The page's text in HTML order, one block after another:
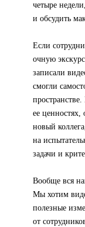
четыре
и обсудить
Если
очную
записали
смогли
ее ценностях,
новый
на
задачи и
Вообще вся
Мы хотим
полезные
от